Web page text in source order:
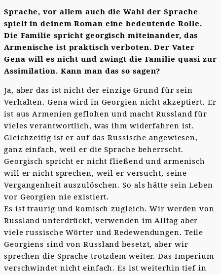
Sprache, vor allem auch die Wahl der Sprache
spielt in deinem Roman eine bedeutende Rolle.
Die Familie spricht georgisch miteinander, das
Armenische ist praktisch verboten. Der Vater
Gena will es nicht und zwingt die Familie quasi zur
Assimilation. Kann man das so sagen?
Ja, aber das ist nicht der einzige Grund für sein
Verhalten. Gena wird in Georgien nicht akzeptiert. Er
ist aus Armenien geflohen und macht Russland für
vieles verantwortlich, was ihm widerfahren ist.
Gleichzeitig ist er auf das Russische angewiesen,
ganz einfach, weil er die Sprache beherrscht.
Georgisch spricht er nicht fließend und armenisch
will er nicht sprechen, weil er versucht, seine
Vergangenheit auszulöschen. So als hätte sein Leben
vor Georgien nie existiert.
Es ist traurig und komisch zugleich. Wir werden von
Russland unterdrückt, verwenden im Alltag aber
viele russische Wörter und Redewendungen. Teile
Georgiens sind von Russland besetzt, aber wir
sprechen die Sprache trotzdem weiter. Das Imperium
verschwindet nicht einfach. Es ist weiterhin tief in